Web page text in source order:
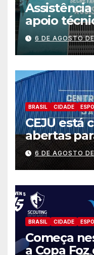
apoio
preparação
situações
6 DE AGOSTO
BRASIL CIDADE
CEJU está
abertas
gratuitas
6 DE AGOSTO
BRASIL CIDADE
Começa
a Copa